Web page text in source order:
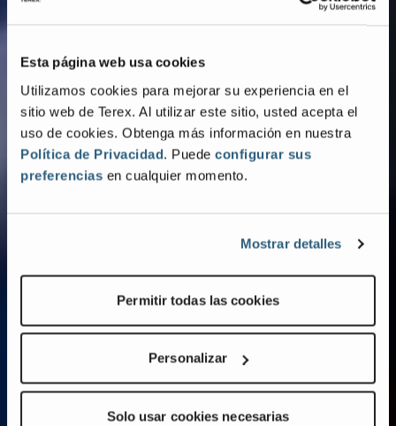
Esta página web usa cookies
Utilizamos cookies para mejorar su experiencia en el
sitio web de Terex. Al utilizar este sitio, usted acepta el
uso de cookies. Obtenga más información en nuestra
Política de Privacidad. Puede configurar sus
preferencias en cualquier momento.
Mostrar detalles
Permitir todas las cookies
Personalizar
Solo usar cookies necesarias